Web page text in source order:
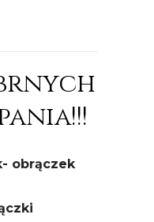
obrączek